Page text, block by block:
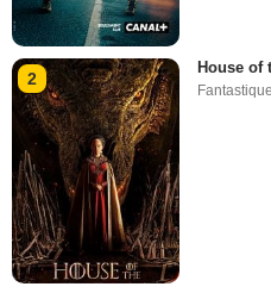
2
House of
Fantastique